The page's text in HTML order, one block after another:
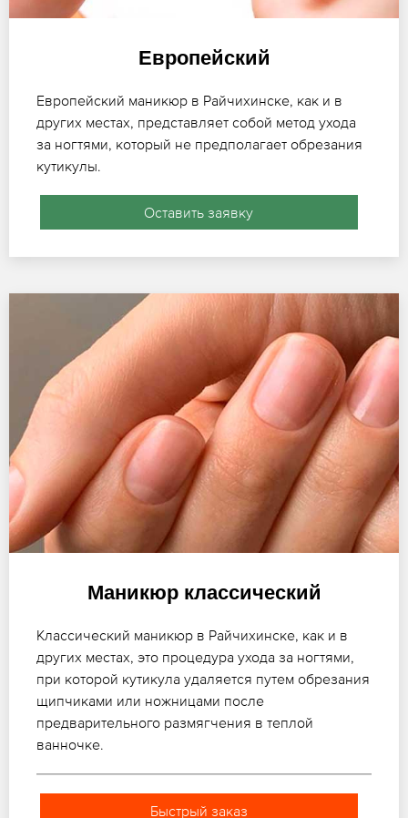
Европейский
Европейский маникюр в Райчихинске, как и в
других местах, представляет собой метод ухода
за ногтями, который не предполагает обрезания
кутикулы.
Оставить заявку
Маникюр классический
Классический маникюр в Райчихинске, как и в
других местах, это процедура ухода за ногтями,
при которой кутикула удаляется путем обрезания
щипчиками или ножницами после
предварительного размягчения в теплой
ванночке.
Быстрый заказ